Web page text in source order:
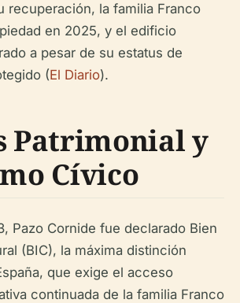
recuperación, la familia Franco
en 2025, y el edificio
a pesar de su estatus de
(El Diario).
Patrimonial y
Cívico
Pazo Cornide fue declarado Bien
(BIC), la máxima distinción
que exige el acceso
continuada de la familia Franco